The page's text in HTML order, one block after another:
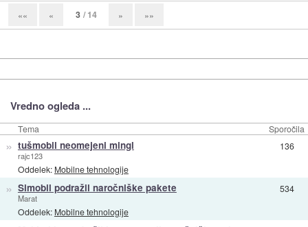
«« « 3 / 14 » »»
Vredno ogleda ...
Tema Sporočila
» tušmobil neomejeni mingl
rajc123
Oddelek: Mobilne tehnologije
136
» Simobil podražil naročniške pakete
Marat
Oddelek: Mobilne tehnologije
534